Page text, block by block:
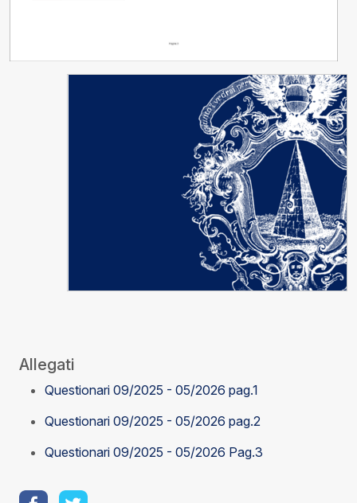
Allegati
Questionari 09/2025 - 05/2026 pag.1
Questionari 09/2025 - 05/2026 pag.2
Questionari 09/2025 - 05/2026 Pag.3